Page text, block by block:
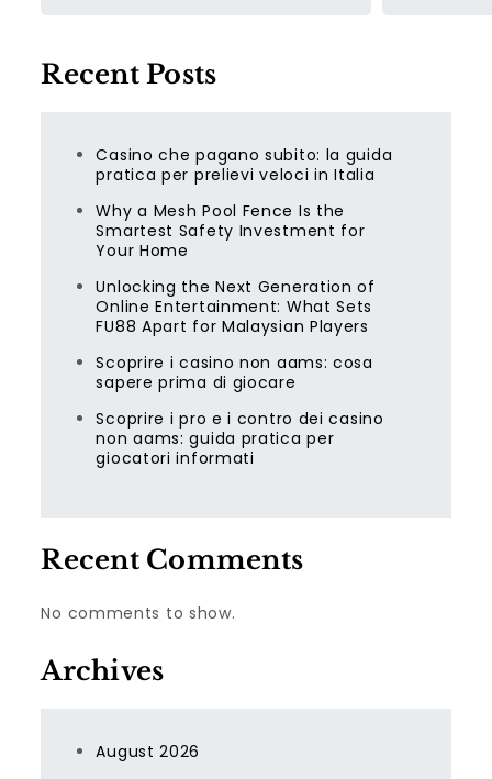
Recent Posts
Casino che pagano subito: la guida
pratica per prelievi veloci in Italia
Why a Mesh Pool Fence Is the
Smartest Safety Investment for
Your Home
Unlocking the Next Generation of
Online Entertainment: What Sets
FU88 Apart for Malaysian Players
Scoprire i casino non aams: cosa
sapere prima di giocare
Scoprire i pro e i contro dei casino
non aams: guida pratica per
giocatori informati
Recent Comments
No comments to show.
Archives
August 2026